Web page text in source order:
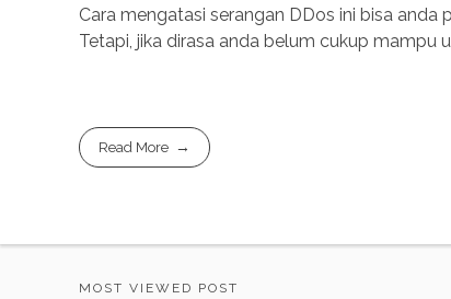
Cara mengatasi serangan DDos ini bisa
Tetapi, jika dirasa anda belum cukup mampu
Read More
MOST VIEWED POST